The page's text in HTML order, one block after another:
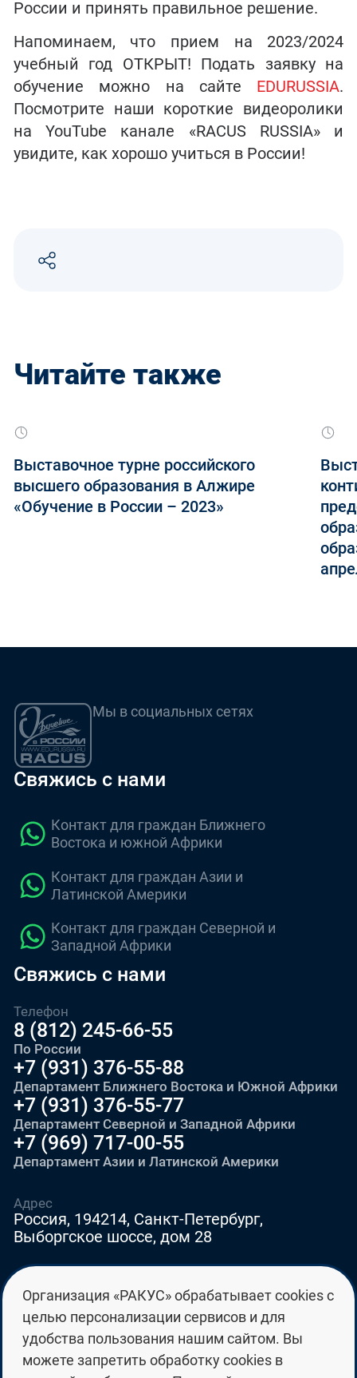
России и принять правильное решение.
Напоминаем, что прием на 2023/2024
учебный год ОТКРЫТ! Подать заявку на
обучение можно на сайте EDURUSSIA.
Посмотрите наши короткие видеоролики
на YouTube канале «RACUS RUSSIA» и
увидите, как хорошо учиться в России!
Читайте также
Выставочное турне российского
высшего образования в Алжире
«Обучение в России – 2023»
Мы в социальных сетях
Свяжись с нами
Контакт для граждан Ближнего
Востока и южной Африки
Контакт для граждан Азии и
Латинской Америки
Контакт для граждан Северной и
Западной Африки
Свяжись с нами
Телефон
8 (812) 245-66-55
По России
+7 (931) 376-55-88
Департамент Ближнего Востока и Южной Африки
+7 (931) 376-55-77
Департамент Северной и Западной Африки
+7 (969) 717-00-55
Департамент Азии и Латинской Америки
E-mail
education@edurussia.org
edurussia@racus.ru
Адрес
Россия, 194214, Санкт-Петербург,
Выборгское шоссе, дом 28
Организация «РАКУС» обрабатывает cookies с
целью персонализации сервисов и для
удобства пользования нашим сайтом. Вы
можете запретить обработку cookies в